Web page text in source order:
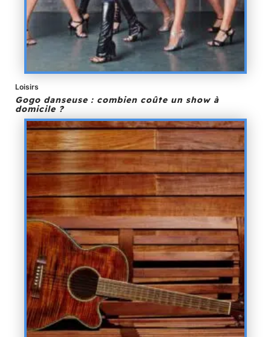
Loisirs
Gogo danseuse : combien coûte un show à
domicile ?